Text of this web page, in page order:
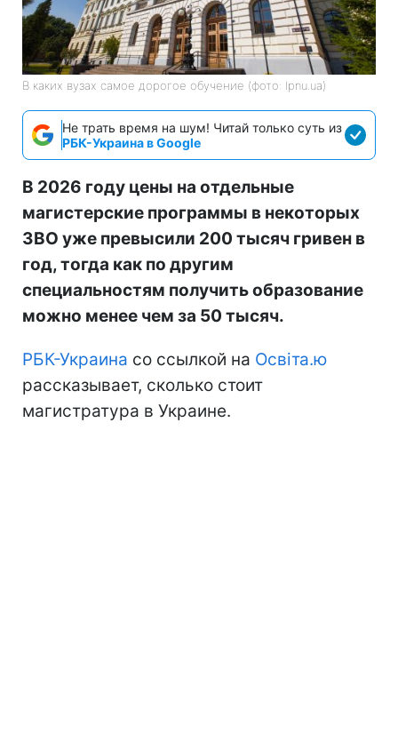
В каких вузах самое дорогое обучение (фото: lpnu.ua)
Не трать время на шум! Читай только суть из
РБК-Украина в Google
В 2026 году цены на отдельные
магистерские программы в некоторых
ЗВО уже превысили 200 тысяч гривен в
год, тогда как по другим
специальностям получить образование
можно менее чем за 50 тысяч.
РБК-Украина со ссылкой на Освіта.ю
рассказывает, сколько стоит
магистратура в Украине.